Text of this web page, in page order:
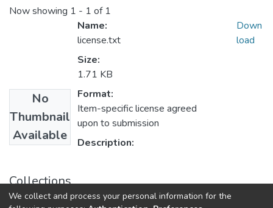
Now showing 1 - 1 of 1
No
Thumbnail
Available
Name:
license.txt
Size:
1.71 KB
Format:
Item-specific license agreed
upon to submission
Description:
Down
load
Collections
Мова
We collect and process your personal information for the